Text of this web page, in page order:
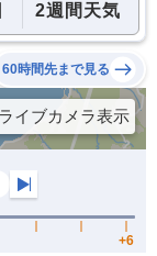
2週間天気
60時間先まで見る